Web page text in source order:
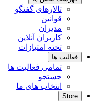
تالارهای گفتگو
قوانین
مدیران
کاربران آنلاین
تخته امتیازات
فعالیت ها
تمامی فعالیت ها
جستجو
انتخاب های ما
Store